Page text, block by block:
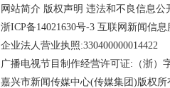
网站简介 版权声明 违法和不良信息公
浙ICP备14021630号-3 互联网新闻信息
企业法人营业执照
广播电视节目制作经营许可证:（浙
嘉兴市新闻传媒中心(传媒集团)版权